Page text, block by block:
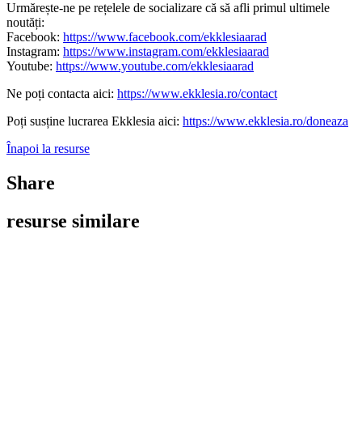
Urmărește-ne pe rețelele de socializare că să afli primul ultimele
noutăți:
Facebook: https://www.facebook.com/ekklesiaarad
Instagram: https://www.instagram.com/ekklesiaarad
Youtube: https://www.youtube.com/ekklesiaarad
Ne poți contacta aici: https://www.ekklesia.ro/contact
Poți susține lucrarea Ekklesia aici: https://www.ekklesia.ro/doneaza
Înapoi la resurse
Share
resurse similare